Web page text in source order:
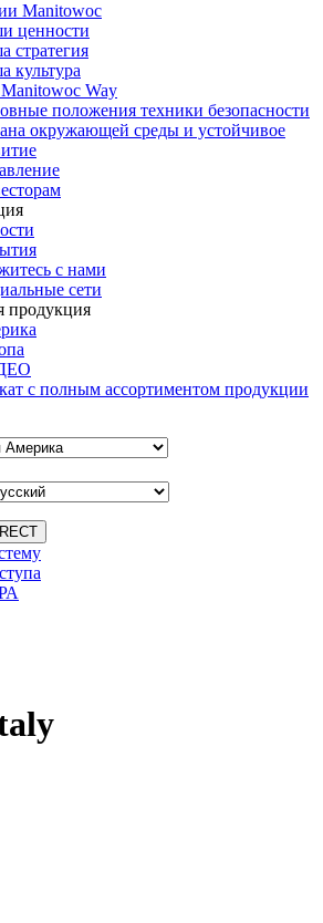
Manitowoc
ценности
стратегия
культура
Way
положения техники безопасности
окружающей среды и устойчивое
с нами
сети
продукция
с полным ассортиментом продукции